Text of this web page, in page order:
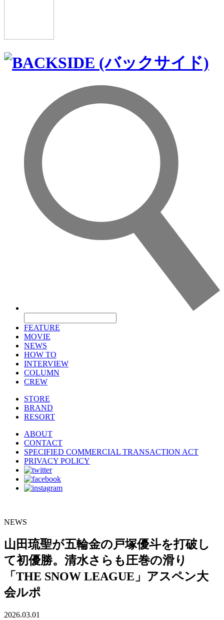
FEATURE
MOVIE
NEWS
HOW TO
INTERVIEW
COLUMN
CREW
STORE
BRAND
RESORT
ABOUT
CONTACT
SPECIFIED COMMERCIAL TRANSACTION ACT
PRIVACY POLICY
NEWS
山田琉聖が五輪金の戸塚優斗を打破し
て初優勝。清水さらも圧巻の滑り
「THE SNOW LEAGUE」アスペン大
会ルポ
2026.03.01